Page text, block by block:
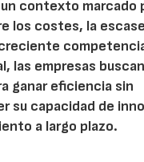
contexto marcado
los costes, la
las empresas buscan
ganar eficiencia sin
su capacidad de
a largo plazo.